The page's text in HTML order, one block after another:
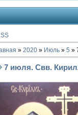
» 2020 » Июль » 5 »
7 июля. Свв.